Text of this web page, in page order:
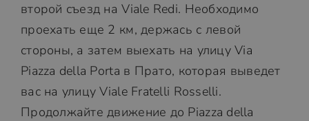
второй съезд на Viale Redi. Необходимо
проехать еще 2 км, держась с левой
стороны, а затем выехать на улицу Via
Piazza della Porta в Прато, которая выведет
вас на улицу Viale Fratelli Rosselli.
Продолжайте движение до Piazza della